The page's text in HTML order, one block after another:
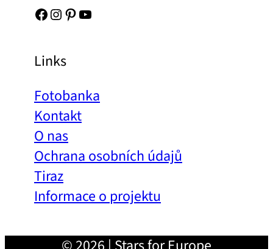
Facebook Instagram Pinterest YouTube
Links
Fotobanka
Kontakt
O nas
Ochrana osobních údajů
Tiraz
Informace o projektu